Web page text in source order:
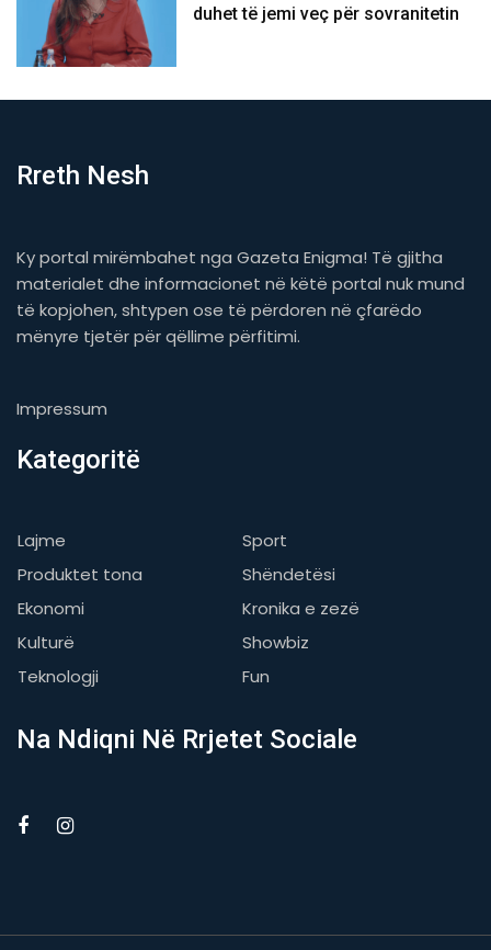
duhet të jemi veç për sovranitetin
Rreth Nesh
Ky portal mirëmbahet nga Gazeta Enigma! Të gjitha
materialet dhe informacionet në këtë portal nuk mund
të kopjohen, shtypen ose të përdoren në çfarëdo
mënyre tjetër për qëllime përfitimi.
Impressum
Kategoritë
Lajme
Sport
Produktet tona
Shëndetësi
Ekonomi
Kronika e zezë
Kulturë
Showbiz
Teknologji
Fun
Na Ndiqni Në Rrjetet Sociale